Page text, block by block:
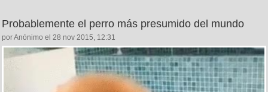
Probablemente el perro más presumido del mundo
por Anónimo el 28 nov 2015, 12:31